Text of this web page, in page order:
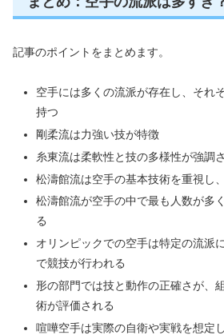
記事のポイントをまとめます。
空手には多くの流派が存在し、それ
持つ
剛柔流は力強い技が特徴
糸東流は柔軟性と技の多様性が強調
松濤館流は空手の基本技術を重視し
松濤館流が空手の中で最も人数が多
る
オリンピックでの空手は特定の流派
で競技が行われる
形の部門では技と動作の正確さが、
術が評価される
喧嘩空手は実際の自衛や実戦を想定